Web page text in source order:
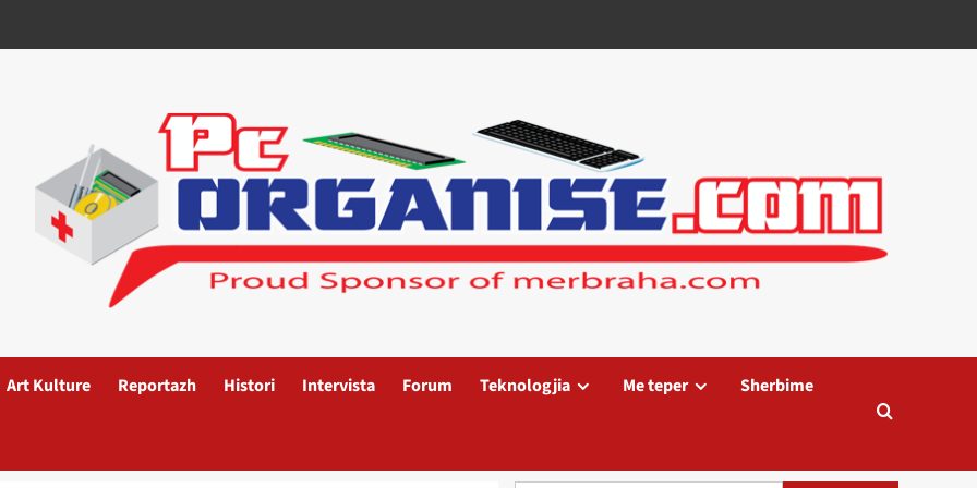
Art Kulture Reportazh Histori Intervista Forum Teknologjia Me teper Sherbime